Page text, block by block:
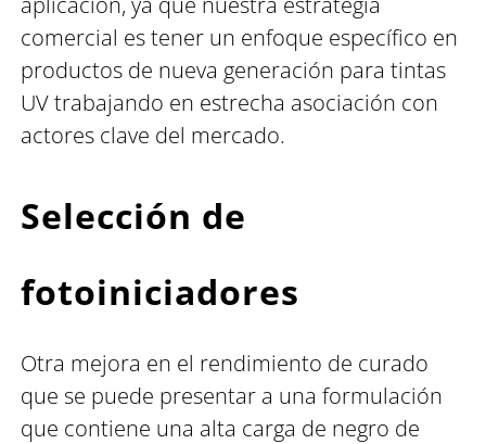
comercial es tener un enfoque específico en
productos de nueva generación para tintas
UV trabajando en estrecha asociación con
actores clave del mercado.
Selección de
fotoiniciadores
Otra mejora en el rendimiento de curado
que se puede presentar a una formulación
que contiene una alta carga de negro de